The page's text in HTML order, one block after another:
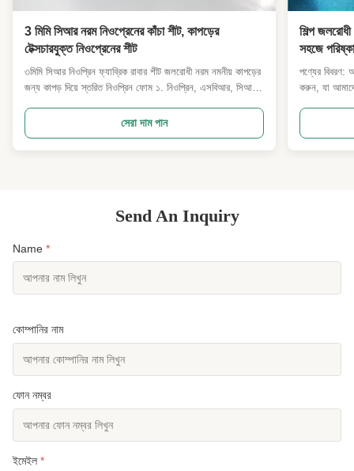
3 মিমি সিআর নরম নিওপ্রেনের কাঁচা শীট, কাপড়ের
টেক্সচারযুক্ত নিওপ্রেনের শীট
৩মিমি সিআর নিওপ্রিন ফ্যাব্রিক রাবার শীট জলরোধী নরম নমনীয় কাপড়ের
জন্য কাপড় দিয়ে স্তরিত নিওপ্রিন ফোম ১. নিওপ্রিন, এসবিআর, সিআর
এসবিআর, সিআর এই ধরনের ফোমগুলি শীট হিসাবে কেটে বিক্রি করা হয়
৩. নিওপ্রিন, এসবিআর, সিআর এই ধরনের ফোম, এর সম্পর্ক...
সেরা দাম পান
শিল্প
সহজে
পণ্যের বিবরণ:
করুন, যা
হয়েছে। উচ্চ-
Send An Inquiry
Name *
কোম্পানির নাম
ফোন নম্বর
ইমেইল *